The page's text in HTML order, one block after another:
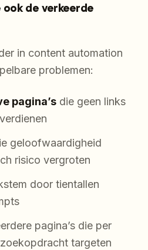
de verkeerde
in content automation
problemen:
pagina’s die geen links
geloofwaardigheid
risico vergroten
door tientallen
pagina’s die per
targeten